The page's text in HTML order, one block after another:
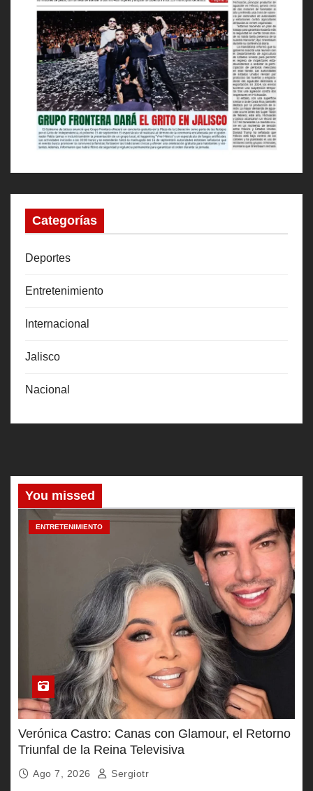
Categorías
Deportes
Entretenimiento
Internacional
Jalisco
Nacional
You missed
ENTRETENIMIENTO
Verónica Castro: Canas con Glamour, el Retorno
Triunfal de la Reina Televisiva
Ago 7, 2026 Sergiotr